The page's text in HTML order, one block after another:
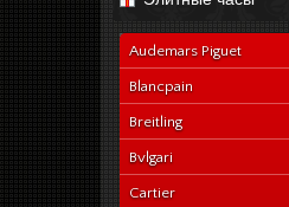
Audemars Piguet
Blancpain
Breitling
Bvlgari
Cartier